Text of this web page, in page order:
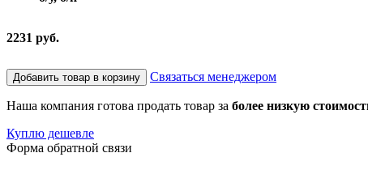
2231 руб.
Добавить товар в корзину Связаться менеджером
Наша компания готова продать товар за более низкую
Куплю дешевле
Форма обратной связи